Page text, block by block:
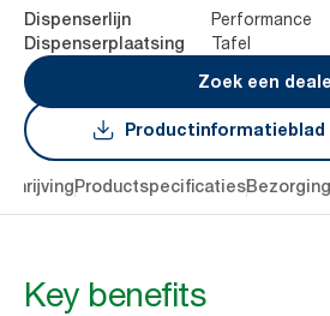
Dispenserlijn Performance
Dispenserplaatsing
Tafel
Zoek een
Productinformatieblad
Productspecificaties
Key benefits